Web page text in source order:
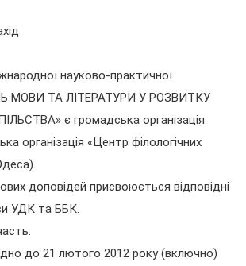
науково-практичної
МОВИ ТА ЛІТЕРАТУРИ У РОЗВИТКУ
є громадська організація
організація «Центр філологічних
доповідей присвоюється відповідні
УДК та ББК.
до 21 лютого 2012 року (включно)